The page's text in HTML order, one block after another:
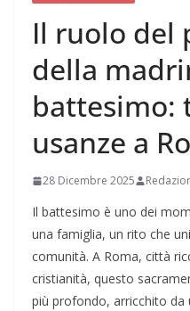
Il ruolo del
della
battesimo:
usanze a
28 Dicembre 2025
Il battesimo è uno dei
una famiglia, un rito che
comunità. A Roma, città
cristianità, questo
più profondo, arricchito da